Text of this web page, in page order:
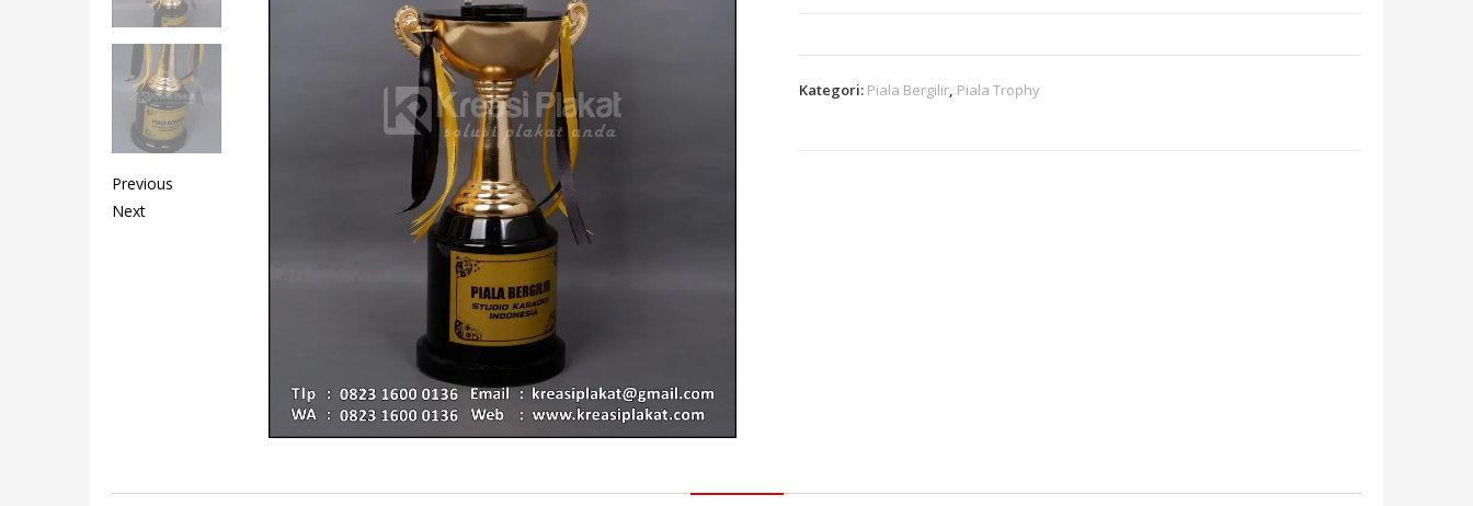
Previous
Next
Kategori: Piala Bergilir, Piala Trophy